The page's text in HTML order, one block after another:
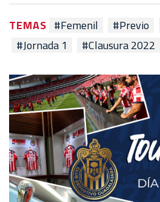
TEMAS #Femenil #Previo
#Jornada 1
#Clausura 2022